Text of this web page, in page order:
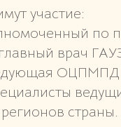
участие:
по
врач
страны.